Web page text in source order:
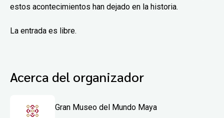
estos acontecimientos han dejado en la historia.
La entrada es libre.
Acerca del organizador
Gran Museo del Mundo Maya